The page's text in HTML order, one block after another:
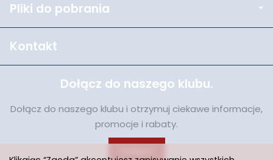
Pliki do pobrania
Kontakt
Dołącz do naszego klubu.
Dołącz do naszego klubu i otrzymuj ciekawe informacje,
promocje i rabaty.